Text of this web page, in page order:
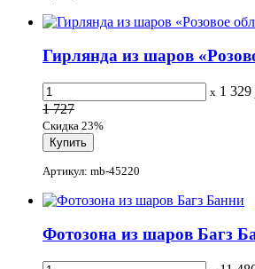
Гирлянда из шаров
x 1 329
1 727
Скидка 23%
Артикул: mb-45220
Фотозона из шаров Багз